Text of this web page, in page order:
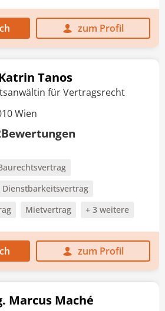
zum Profil
Tanos
für Vertragsrecht
Wien
Bewertungen
Dienstbarkeitsvertrag
Mietvertrag + 3 weitere
zum Profil
Marcus Maché